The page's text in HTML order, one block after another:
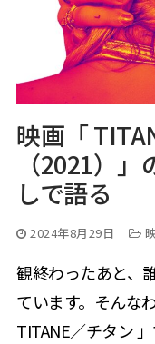
映画「
（2021）
しで語る
2024年8月29日
観終わったあと、
ています。そんな
TITANE／チタン